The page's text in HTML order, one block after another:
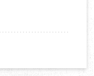
SON MATÉRIEL DE